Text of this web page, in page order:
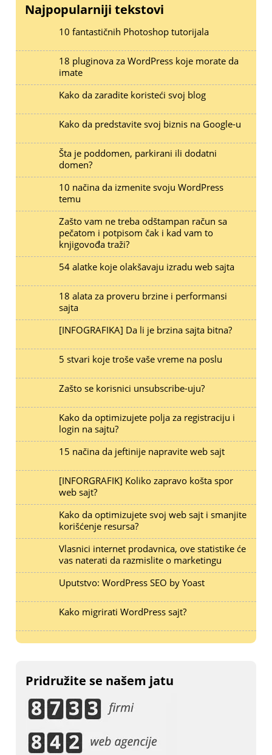
Najpopularniji tekstovi
10 fantastičnih Photoshop tutorijala
18 pluginova za WordPress koje morate da
imate
Kako da zaradite koristeći svoj blog
Kako da predstavite svoj biznis na Google-u
Šta je poddomen, parkirani ili dodatni
domen?
10 načina da izmenite svoju WordPress
temu
Zašto vam ne treba odštampan račun sa
pečatom i potpisom čak i kad vam to
knjigovođa traži?
54 alatke koje olakšavaju izradu web sajta
18 alata za proveru brzine i performansi
sajta
[INFOGRAFIKA] Da li je brzina sajta bitna?
5 stvari koje troše vaše vreme na poslu
Zašto se korisnici unsubscribe-uju?
Kako da optimizujete polja za registraciju i
login na sajtu?
15 načina da jeftinije napravite web sajt
[INFORGRAFIK] Koliko zapravo košta spor
web sajt?
Kako da optimizujete svoj web sajt i smanjite
korišćenje resursa?
Vlasnici internet prodavnica, ove statistike će
vas naterati da razmislite o marketingu
Uputstvo: WordPress SEO by Yoast
Kako migrirati WordPress sajt?
Pridružite se našem jatu